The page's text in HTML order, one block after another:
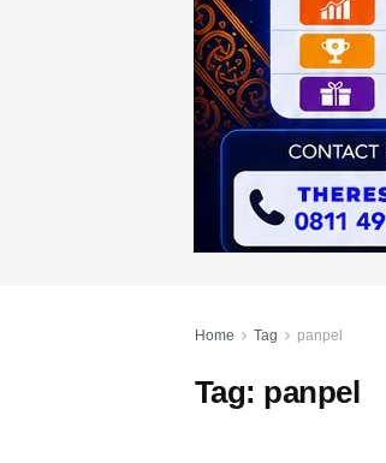
Home Tag panpel
Tag: panpel